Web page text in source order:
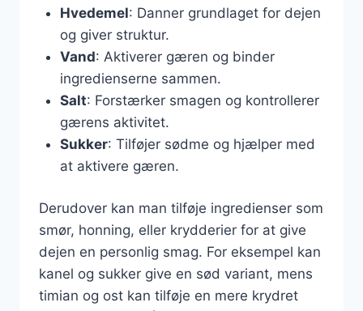
Hvedemel: Danner grundlaget for dejen
og giver struktur.
Vand: Aktiverer gæren og binder
ingredienserne sammen.
Salt: Forstærker smagen og kontrollerer
gærens aktivitet.
Sukker: Tilføjer sødme og hjælper med
at aktivere gæren.
Derudover kan man tilføje ingredienser som
smør, honning, eller krydderier for at give
dejen en personlig smag. For eksempel kan
kanel og sukker give en sød variant, mens
timian og ost kan tilføje en mere krydret